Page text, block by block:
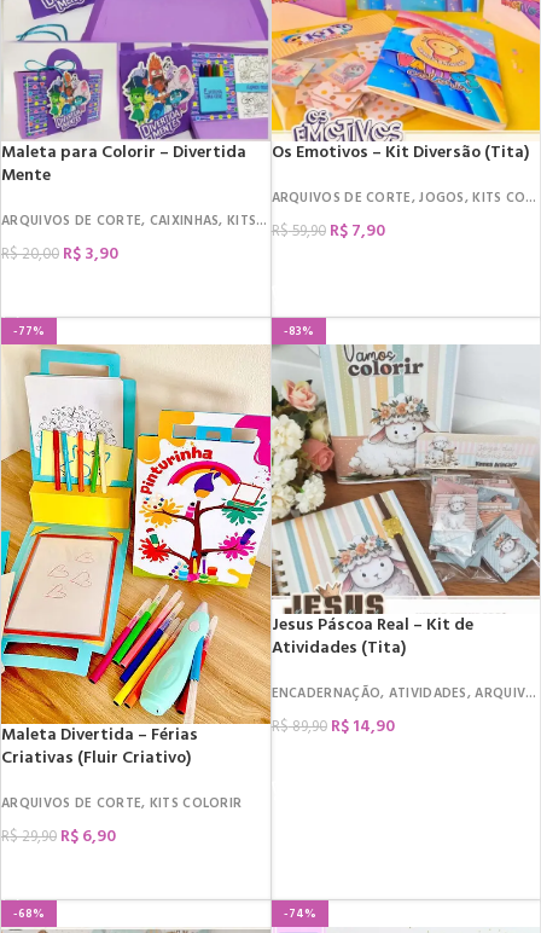
Maleta para Colorir – Divertida
Mente
ARQUIVOS DE CORTE, CAIXINHAS, KITS COLORIR
R$20,00 R$3,90
Os Emotivos – Kit Diversão (Tita)
ARQUIVOS DE CORTE,JOGOS,KITS COLORIR
R$59,90 R$7,90
-77%
Maleta Divertida – Férias
Criativas (Fluir Criativo)
ARQUIVOS DE CORTE, KITS COLORIR
R$29,90 R$6,90
-83%
Jesus Páscoa Real – Kit de
Atividades (Tita)
ENCADERNAÇÃO, ATIVIDADES,ARQUIVOS DE CORTE
R$89,90 R$14,90
-68% -74%